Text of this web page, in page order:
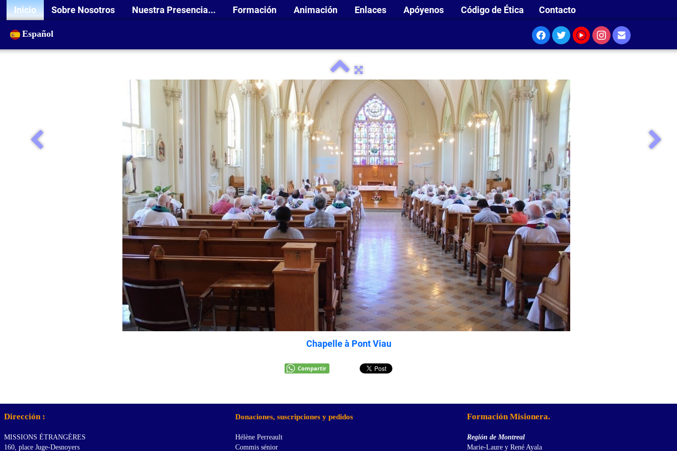
Inicio Sobre Nosotros Nuestra Presencia... Formación Animación Enlaces Apóyenos Código de Ética Contacto
Español
Chapelle à Pont Viau
Compartir
Dirección :
MISSIONS ÉTRANGÈRES
160, place Juge-Desnoyers
Donaciones, suscripciones y pedidos
Hélène Perreault
Commis sénior
Formación Misionera.
Región de Montreal
Marie-Laure y René Ayala